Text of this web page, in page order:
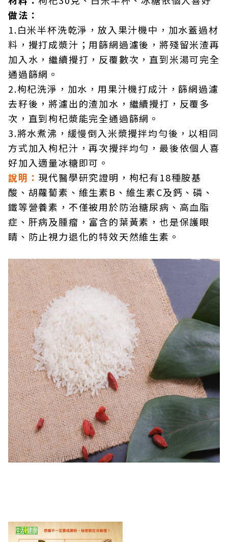
做法：
1.白米半杯洗乾淨，放入果汁機中，加水蓋過材
料，攪打成漿汁；用篩網過濾後，將殘留米渣再
加入水，繼續攪打，反覆數次，直到米湯可完全
通過篩網。
2.枸杞洗淨，加水，用果汁機打成汁，篩網過濾
去籽後，將濾出的渣加水，繼續攪打，反覆多
次，直到枸杞漿能完全通過篩網。
3.將水煮沸，緩慢倒入米漿攪拌均勻後，以相同
方式加入枸杞汁，再次攪拌均勻，最後依個人喜
好加入適量冰糖即可。
說明： 現代醫學研究證明，枸杞有18種胺基
酸、胡蘿蔔素、維生素B、維生素C及鈣、磷、
鐵等營養素，不僅被用於防治糖尿病、高血脂
症、肝病及腫瘤，富含的葉黃素，也是保護眼
睛、防止視力退化的特效天然維生素。